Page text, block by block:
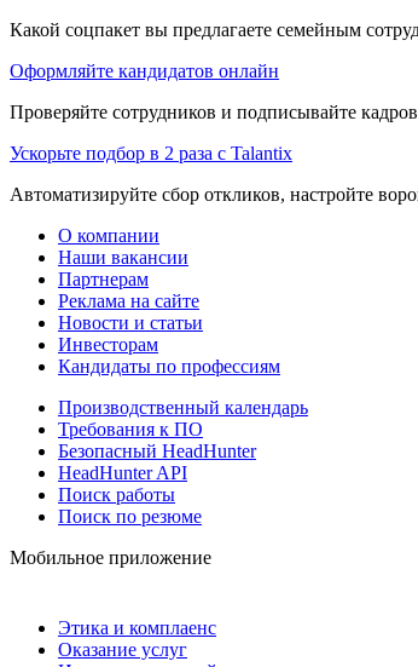
Какой соцпакет вы предлагаете семейным
Оформляйте кандидатов онлайн
Проверяйте сотрудников и подписывайте
Ускорьте подбор в 2 раза с Talantix
Автоматизируйте сбор откликов, настройте
О компании
Наши вакансии
Партнерам
Реклама на сайте
Новости и статьи
Инвесторам
Кандидаты по профессиям
Производственный календарь
Требования к ПО
Безопасный HeadHunter
HeadHunter API
Поиск работы
Поиск по резюме
Мобильное приложение
Этика и комплаенс
Оказание услуг